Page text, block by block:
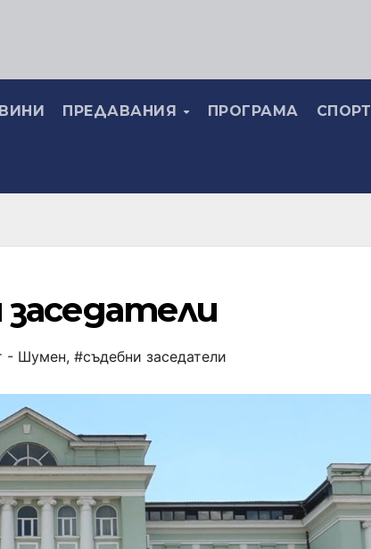
ПРЕДАВАНИЯ ПРОГРАМА СПОРТ
- Шумен, #съдебни заседатели